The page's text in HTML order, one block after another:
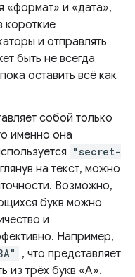
и «дата»,
короткие
и отправлять
быть не всегда
оставить всё как
собой только
именно она
"secret-
на текст, можно
Возможно,
букв можно
и
Например,
, что представляет
из трёх букв «А».